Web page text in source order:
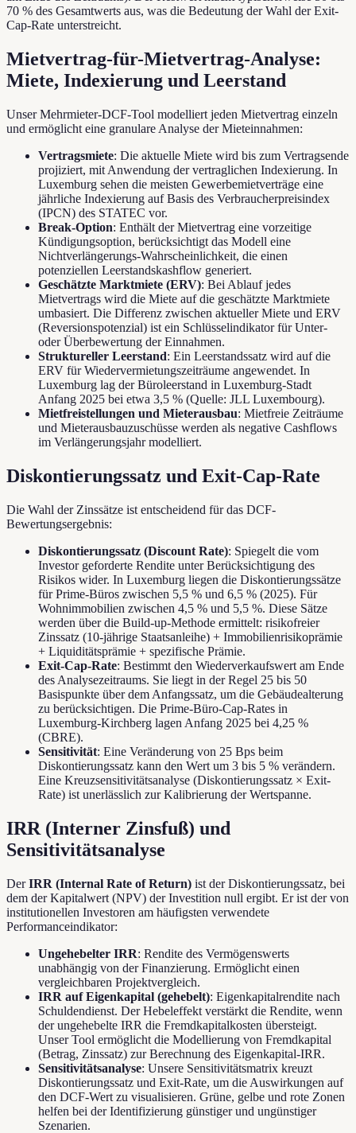
70 % des Gesamtwerts aus, was die Bedeutung der Wahl der Exit-
Cap-Rate unterstreicht.
Mietvertrag-für-Mietvertrag-Analyse:
Miete, Indexierung und Leerstand
Unser Mehrmieter-DCF-Tool modelliert jeden Mietvertrag einzeln
und ermöglicht eine granulare Analyse der Mieteinnahmen:
Vertragsmiete: Die aktuelle Miete wird bis zum Vertragsende
projiziert, mit Anwendung der vertraglichen Indexierung. In
Luxemburg sehen die meisten Gewerbemietverträge eine
jährliche Indexierung auf Basis des Verbraucherpreisindex
(IPCN) des STATEC vor.
Break-Option: Enthält der Mietvertrag eine vorzeitige
Kündigungsoption, berücksichtigt das Modell eine
Nichtverlängerungs-Wahrscheinlichkeit, die einen
potenziellen Leerstandskashflow generiert.
Geschätzte Marktmiete (ERV): Bei Ablauf jedes
Mietvertrags wird die Miete auf die geschätzte Marktmiete
umbasiert. Die Differenz zwischen aktueller Miete und ERV
(Reversionspotenzial) ist ein Schlüsselindikator für Unter-
oder Überbewertung der Einnahmen.
Struktureller Leerstand: Ein Leerstandssatz wird auf die
ERV für Wiedervermietungszeiträume angewendet. In
Luxemburg lag der Büroleerstand in Luxemburg-Stadt
Anfang 2025 bei etwa 3,5 % (Quelle: JLL Luxembourg).
Mietfreistellungen und Mieterausbau: Mietfreie Zeiträume
und Mieterausbauzuschüsse werden als negative Cashflows
im Verlängerungsjahr modelliert.
Diskontierungssatz und Exit-Cap-Rate
Die Wahl der Zinssätze ist entscheidend für das DCF-
Bewertungsergebnis:
Diskontierungssatz (Discount Rate): Spiegelt die vom
Investor geforderte Rendite unter Berücksichtigung des
Risikos wider. In Luxemburg liegen die Diskontierungssätze
für Prime-Büros zwischen 5,5 % und 6,5 % (2025). Für
Wohnimmobilien zwischen 4,5 % und 5,5 %. Diese Sätze
werden über die Build-up-Methode ermittelt: risikofreier
Zinssatz (10-jährige Staatsanleihe) + Immobilienrisikoprämie
+ Liquiditätsprämie + spezifische Prämie.
Exit-Cap-Rate: Bestimmt den Wiederverkaufswert am Ende
des Analysezeitraums. Sie liegt in der Regel 25 bis 50
Basispunkte über dem Anfangssatz, um die Gebäudealterung
zu berücksichtigen. Die Prime-Büro-Cap-Rates in
Luxemburg-Kirchberg lagen Anfang 2025 bei 4,25 %
(CBRE).
Sensitivität: Eine Veränderung von 25 Bps beim
Diskontierungssatz kann den Wert um 3 bis 5 % verändern.
Eine Kreuzsensitivitätsanalyse (Diskontierungssatz × Exit-
Rate) ist unerlässlich zur Kalibrierung der Wertspanne.
IRR (Interner Zinsfuß) und
Sensitivitätsanalyse
DerIRR (Internal Rate of Return) ist der Diskontierungssatz, bei
dem der Kapitalwert (NPV) der Investition null ergibt. Er ist der von
institutionellen Investoren am häufigsten verwendete
Performanceindikator:
Ungehebelter IRR: Rendite des Vermögenswerts
unabhängig von der Finanzierung. Ermöglicht einen
vergleichbaren Projektvergleich.
IRR auf Eigenkapital (gehebelt): Eigenkapitalrendite nach
Schuldendienst. Der Hebeleffekt verstärkt die Rendite, wenn
der ungehebelte IRR die Fremdkapitalkosten übersteigt.
Unser Tool ermöglicht die Modellierung von Fremdkapital
(Betrag, Zinssatz) zur Berechnung des Eigenkapital-IRR.
Sensitivitätsanalyse: Unsere Sensitivitätsmatrix kreuzt
Diskontierungssatz und Exit-Rate, um die Auswirkungen auf
den DCF-Wert zu visualisieren. Grüne, gelbe und rote Zonen
helfen bei der Identifizierung günstiger und ungünstiger
Szenarien.